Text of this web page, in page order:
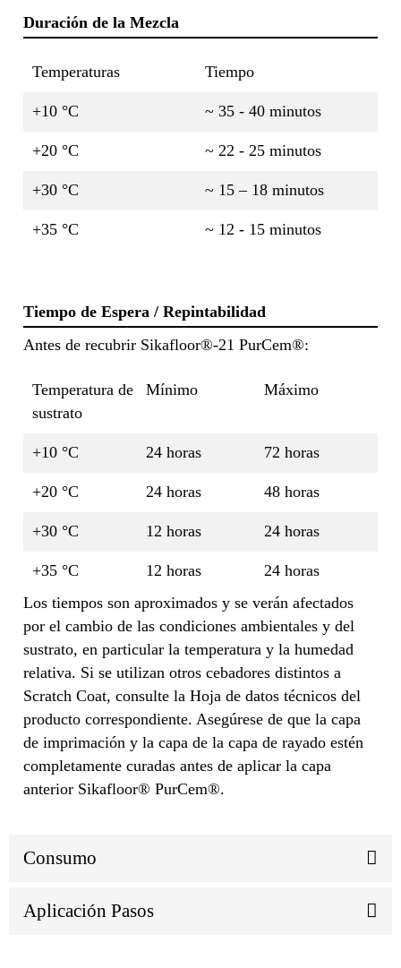
Duración de la Mezcla
Temperaturas Tiempo
+10 °C ~ 35 - 40 minutos
+20 °C ~ 22 - 25 minutos
+30 °C ~ 15 – 18 minutos
+35 °C ~ 12 - 15 minutos
Tiempo de Espera / Repintabilidad
Antes de recubrir Sikafloor®-21 PurCem®:
Temperatura de
sustrato
Mínimo Máximo
+10 °C 24 horas 72 horas
+20 °C 24 horas 48 horas
+30 °C 12 horas 24 horas
+35 °C 12 horas
24 horas
Los tiempos son aproximados y se verán afectados
por el cambio de las condiciones ambientales y del
sustrato, en particular la temperatura y la humedad
relativa. Si se utilizan otros cebadores distintos a
Scratch Coat, consulte la Hoja de datos técnicos del
producto correspondiente. Asegúrese de que la capa
de imprimación y la capa de la capa de rayado estén
completamente curadas antes de aplicar la capa
anterior Sikafloor® PurCem®.
Consumo
Aplicación Pasos